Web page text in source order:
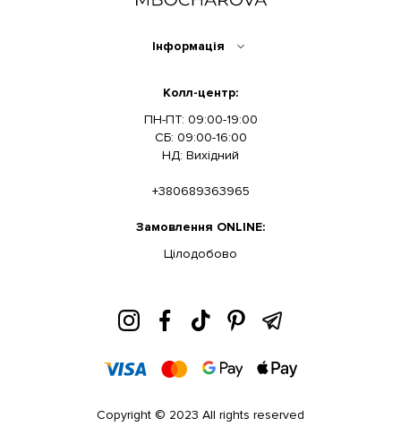
Інформація
Колл-центр:
ПН-ПТ: 09:00-19:00
СБ: 09:00-16:00
НД: Вихідний
+380689363965
Замовлення ONLINE:
Цілодобово
Copyright © 2023 All rights reserved